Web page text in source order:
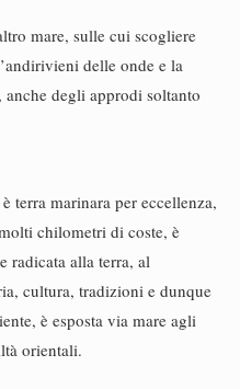
mare, sulle cui scogliere
delle onde e la
degli approdi soltanto
terra marinara per eccellenza,
chilometri di coste, è
radicata alla terra, al
cultura, tradizioni e dunque
è esposta via mare agli
orientali.